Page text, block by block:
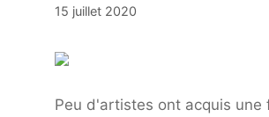
15 juillet 2020
Peu d'artistes ont acquis une